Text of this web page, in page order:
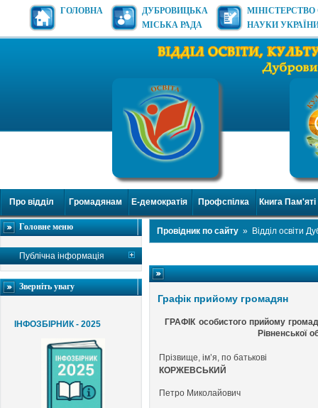
ГОЛОВНА
ДУБРОВИЦЬКА
МІСЬКА РАДА
МІНІСТЕРСТВО
НАУКИ
Про відділ Громадянам Е-демократія Профспілка Книга Пам'яті
Головне меню
Публічна інформація
Зверніть увагу
ІНФОЗБІРНИК - 2025
Провідник по сайту » Відділ освіти
Графік прийому громадян
ГРАФІК особистого прийому
Рівненської
Прізвище, ім’я, по батькові
КОРЖЕВСЬКИЙ
Петро Миколайович